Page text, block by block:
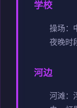
学校
操场：
夜晚时
河边
河滩：